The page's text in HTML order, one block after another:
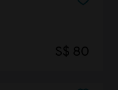
S$ 80